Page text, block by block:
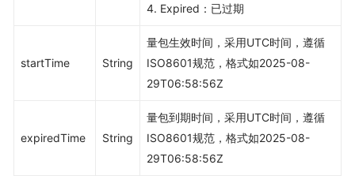
4. Expired：已过期
startTime String
量包生效时间，采用UTC时间，遵循
ISO8601规范，格式如2025-08-
29T06:58:56Z
expiredTime String
量包到期时间，采用UTC时间，遵循
ISO8601规范，格式如2025-08-
29T06:58:56Z